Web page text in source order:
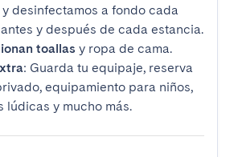
desinfectamos a fondo cada
y después de cada estancia.
toallas y ropa de cama.
: Guarda tu equipaje, reserva
equipamiento para niños,
lúdicas y mucho más.